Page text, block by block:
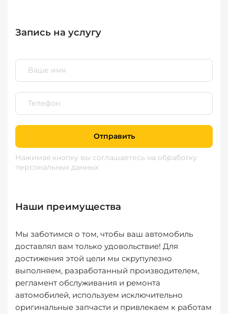
Запись на услугу
Отправить
Нажимая кнопку вы соглашаетесь на обработку
персональных данных
Наши преимущества
Мы заботимся о том, чтобы ваш автомобиль
доставлял вам только удовольствие! Для
достижения этой цели мы скрупулезно
выполняем, разработанный производителем,
регламент обслуживания и ремонта
автомобилей, используем исключительно
оригинальные запчасти и привлекаем к работам